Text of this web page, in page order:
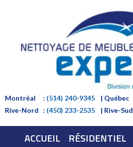
Montréal : (514) 240-9345 | Québec
Rive-Nord
: (450) 233-2535 | Rive-Sud
ACCUEIL RÉSIDENTIEL